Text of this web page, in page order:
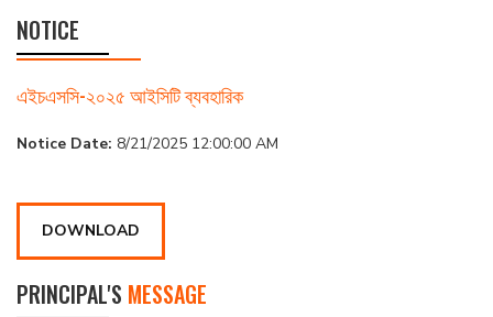
NOTICE
এইচএসসি-২০২৫ আইসিটি ব্যবহারিক
Notice Date: 8/21/2025 12:00:00 AM
DOWNLOAD
PRINCIPAL'S MESSAGE